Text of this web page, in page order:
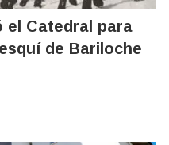
el Catedral para
de Bariloche